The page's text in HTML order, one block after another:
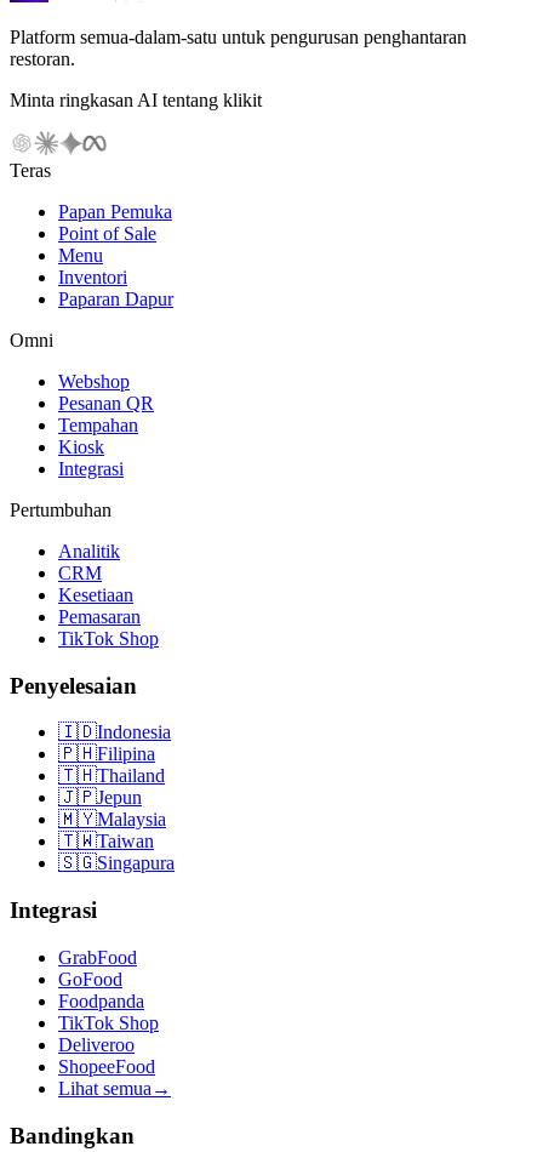
Platform semua-dalam-satu untuk pengurusan penghantaran
restoran.
Minta ringkasan AI tentang klikit
Teras
Papan Pemuka
Point of Sale
Menu
Inventori
Paparan Dapur
Omni
Webshop
Pesanan QR
Tempahan
Kiosk
Integrasi
Pertumbuhan
Analitik
CRM
Kesetiaan
Pemasaran
TikTok Shop
Penyelesaian
🇮🇩Indonesia
🇵🇭Filipina
🇹🇭Thailand
🇯🇵Jepun
🇲🇾Malaysia
🇹🇼Taiwan
🇸🇬Singapura
Integrasi
GrabFood
GoFood
Foodpanda
TikTok Shop
Deliveroo
ShopeeFood
Lihat semua →
Bandingkan